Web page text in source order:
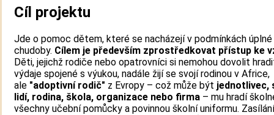
Cíl projektu
Jde o pomoc dětem, které se nacházejí v podmínkách úplné
chudoby. Cílem je především zprostředkovat přístup ke
Děti, jejichž rodiče nebo opatrovníci si nemohou dovolit
výdaje spojené s výukou, nadále žijí se svojí rodinou v Africe,
ale "adoptivní rodič" z Evropy – což může být jednotlivec,
lidí, rodina, škola, organizace nebo firma – mu hradí
všechny učební pomůcky a povinnou školní uniformu.